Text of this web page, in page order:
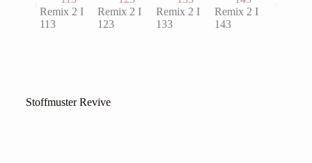
Remix 2 I
113
Remix 2 I
123
Remix 2 I
133
Remix 2 I
143
Stoffmuster Revive